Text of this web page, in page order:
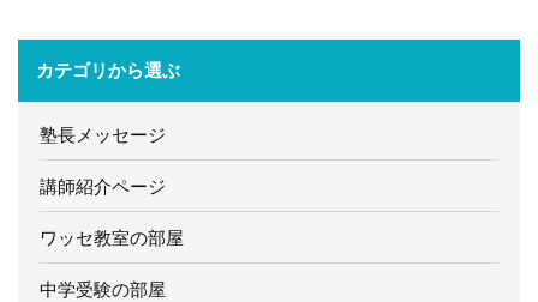
カテゴリから選ぶ
塾長メッセージ
講師紹介ページ
ワッセ教室の部屋
中学受験の部屋